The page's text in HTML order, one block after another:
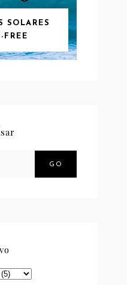
SOLARES
FREE
GO